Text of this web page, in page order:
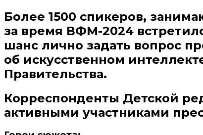
Более 1500 спикеров,
за время ВФМ-2024
шанс лично задать вопрос
об искусственном
Правительства.
Корреспонденты Детской
активными участниками